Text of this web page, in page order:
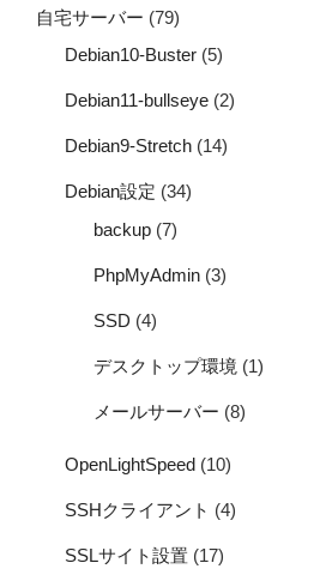
自宅サーバー (79)
Debian10-Buster (5)
Debian11-bullseye (2)
Debian9-Stretch (14)
Debian設定 (34)
backup (7)
PhpMyAdmin (3)
SSD (4)
デスクトップ環境 (1)
メールサーバー (8)
OpenLightSpeed (10)
SSHクライアント (4)
SSLサイト設置 (17)